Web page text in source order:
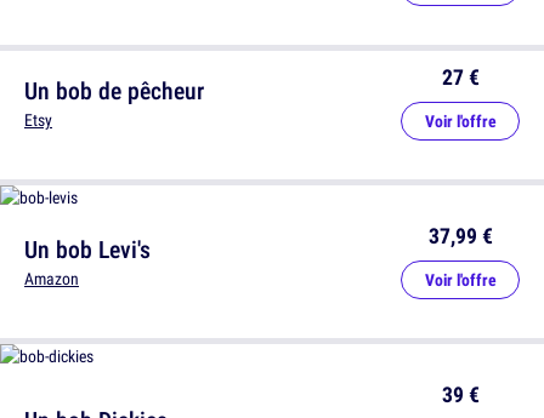
Un bob Levi's
Amazon
37,99 €
Voir l'offre
Un bob de pêcheur
Etsy
27 €
Voir l'offre
39 €